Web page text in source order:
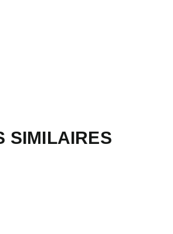
SIMILAIRES